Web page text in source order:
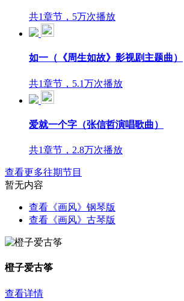
共1章节，5万次播放
如一（《周生如故》影视剧主题曲）
共1章节，5.1万次播放
爱就一个字（张信哲演唱歌曲）
共1章节，2.8万次播放
查看更多往期节目
暂无内容
查看《画风》钢琴版
查看《画风》古琴版
橙子爱古筝
查看详情